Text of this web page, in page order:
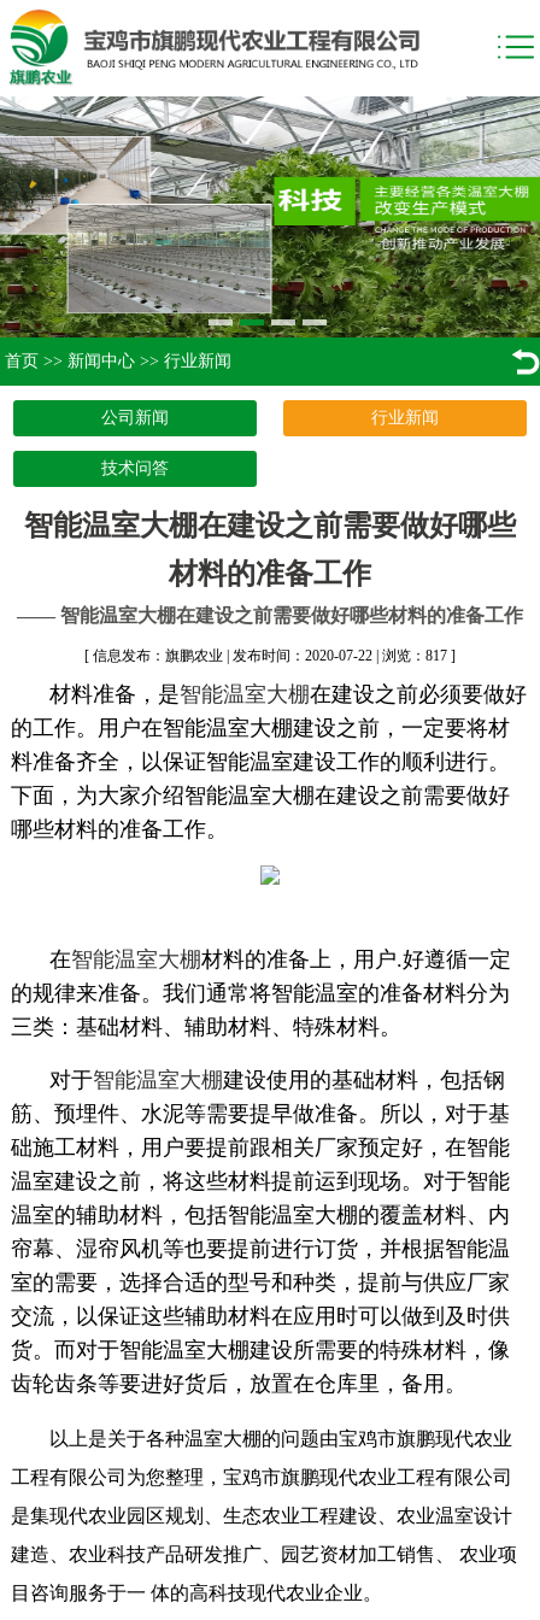
首页 >> 新闻中心 >> 行业新闻
公司新闻 行业新闻
技术问答
智能温室大棚在建设之前需要做好哪些
材料的准备工作
—— 智能温室大棚在建设之前需要做好哪些材料的准备工作
[ 信息发布：旗鹏农业 | 发布时间：2020-07-22 | 浏览：817 ]
材料准备，是智能温室大棚在建设之前必须要做好
的工作。用户在智能温室大棚建设之前，一定要将材
料准备齐全，以保证智能温室建设工作的顺利进行。
下面，为大家介绍智能温室大棚在建设之前需要做好
哪些材料的准备工作。
在智能温室大棚材料的准备上，用户.好遵循一定
的规律来准备。我们通常将智能温室的准备材料分为
三类：基础材料、辅助材料、特殊材料。
对于智能温室大棚建设使用的基础材料，包括钢
筋、预埋件、水泥等需要提早做准备。所以，对于基
础施工材料，用户要提前跟相关厂家预定好，在智能
温室建设之前，将这些材料提前运到现场。对于智能
温室的辅助材料，包括智能温室大棚的覆盖材料、内
帘幕、湿帘风机等也要提前进行订货，并根据智能温
室的需要，选择合适的型号和种类，提前与供应厂家
交流，以保证这些辅助材料在应用时可以做到及时供
货。而对于智能温室大棚建设所需要的特殊材料，像
齿轮齿条等要进好货后，放置在仓库里，备用。
以上是关于各种温室大棚的问题由宝鸡市旗鹏现代农业
工程有限公司为您整理，宝鸡市旗鹏现代农业工程有限公司
是集现代农业园区规划、生态农业工程建设、农业温室设计
建造、农业科技产品研发推广、园艺资材加工销售、 农业项
目咨询服务于一 体的高科技现代农业企业。